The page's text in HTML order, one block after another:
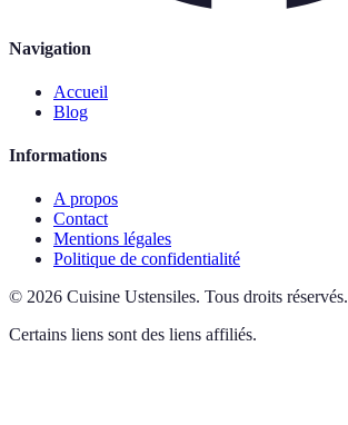
Navigation
Accueil
Blog
Informations
A propos
Contact
Mentions légales
Politique de confidentialité
© 2026 Cuisine Ustensiles. Tous droits réservés.
Certains liens sont des liens affiliés.